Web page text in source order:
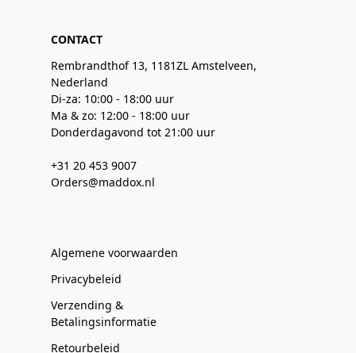
CONTACT
Rembrandthof 13, 1181ZL Amstelveen,
Nederland
Di-za: 10:00 - 18:00 uur
Ma & zo: 12:00 - 18:00 uur
Donderdagavond tot 21:00 uur
+31 20 453 9007
Orders@maddox.nl
Algemene voorwaarden
Privacybeleid
Verzending &
Betalingsinformatie
Retourbeleid